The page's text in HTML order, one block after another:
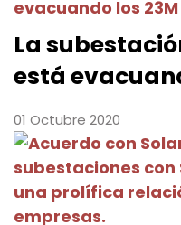
La
está
01 Octubre 2020